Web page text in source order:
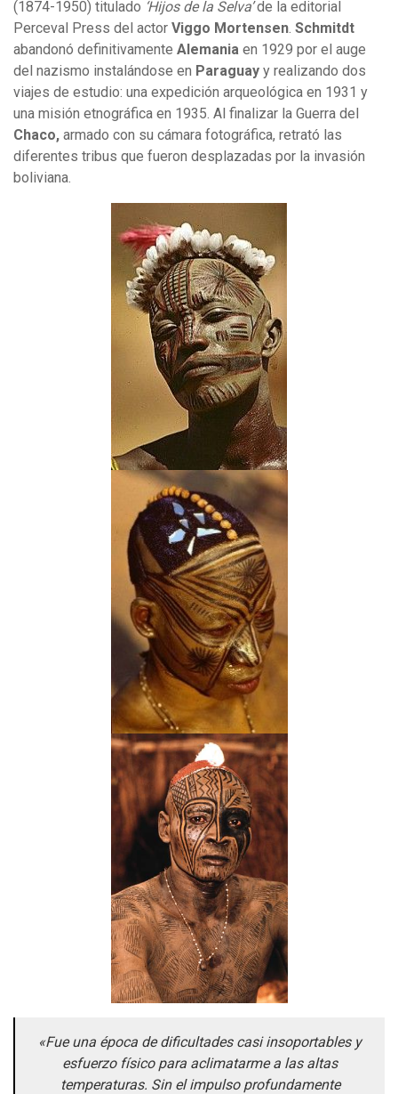
(1874-1950) titulado ‘Hijos de la Selva’de la editorial
Perceval Press del actor Viggo Mortensen. Schmitdt
abandonó definitivamente Alemania en 1929 por el auge
del nazismo instalándose en Paraguay y realizando dos
viajes de estudio: una expedición arqueológica en 1931 y
una misión etnográfica en 1935. Al finalizar la Guerra del
Chaco, armado con su cámara fotográfica, retrató las
diferentes tribus que fueron desplazadas por la invasión
boliviana.
«Fue una época de dificultades casi insoportables y
esfuerzo físico para aclimatarme a las altas
temperaturas. Sin el impulso profundamente